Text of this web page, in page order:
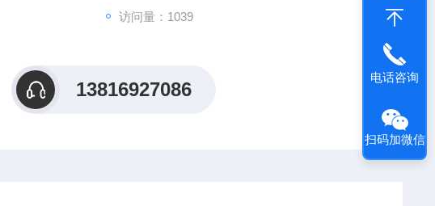
访问量：1039
13816927086
电话咨询
扫码加微信